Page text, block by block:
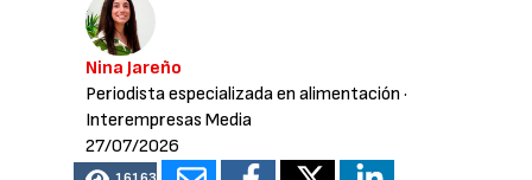
Nina Jareño
Periodista especializada en alimentación ·
Interempresas Media
27/07/2026